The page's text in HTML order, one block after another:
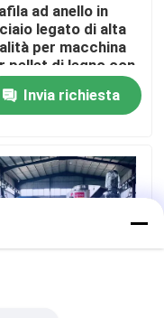
ad anello in
legato di alta
per macchina
pellet di legno con
e
a
Invia richiesta